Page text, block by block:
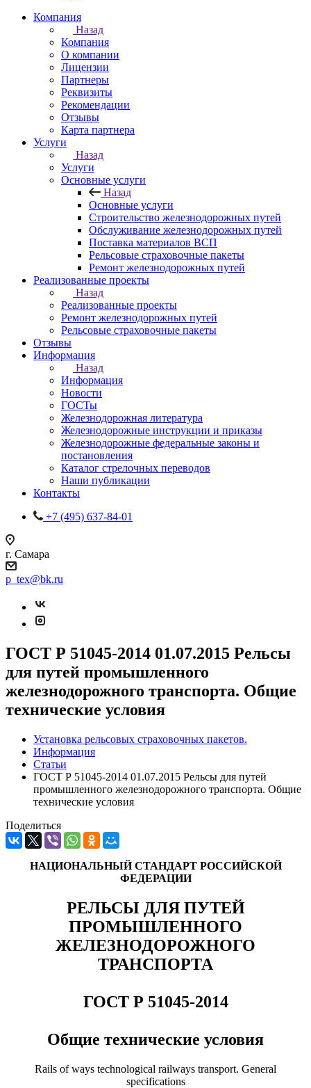
Компания
Назад
Компания
О компании
Лицензии
Партнеры
Реквизиты
Рекомендации
Отзывы
Карта партнера
Услуги
Назад
Услуги
Основные услуги
Назад
Основные услуги
Строительство железнодорожных путей
Обслуживание железнодорожных путей
Поставка материалов ВСП
Рельсовые страховочные пакеты
Ремонт железнодорожных путей
Реализованные проекты
Назад
Реализованные проекты
Ремонт железнодорожных путей
Рельсовые страховочные пакеты
Отзывы
Информация
Назад
Информация
Новости
ГОСТы
Железнодорожная литература
Железнодорожные инструкции и приказы
Железнодорожные федеральные законы и
постановления
Каталог стрелочных переводов
Наши публикации
Контакты
+7 (495) 637-84-01
г. Самара
p_tex@bk.ru
ГОСТ Р 51045-2014 01.07.2015 Рельсы
для путей промышленного
железнодорожного транспорта. Общие
технические условия
Установка рельсовых страховочных пакетов.
Информация
Статьи
ГОСТ Р 51045-2014 01.07.2015 Рельсы для путей
промышленного железнодорожного транспорта. Общие
технические условия
Поделиться
НАЦИОНАЛЬНЫЙ СТАНДАРТ РОССИЙСКОЙ
ФЕДЕРАЦИИ
РЕЛЬСЫ ДЛЯ ПУТЕЙ
ПРОМЫШЛЕННОГО
ЖЕЛЕЗНОДОРОЖНОГО
ТРАНСПОРТА
ГОСТ Р 51045-2014
Общие технические условия
Rails of ways technological railways transport. General
specifications